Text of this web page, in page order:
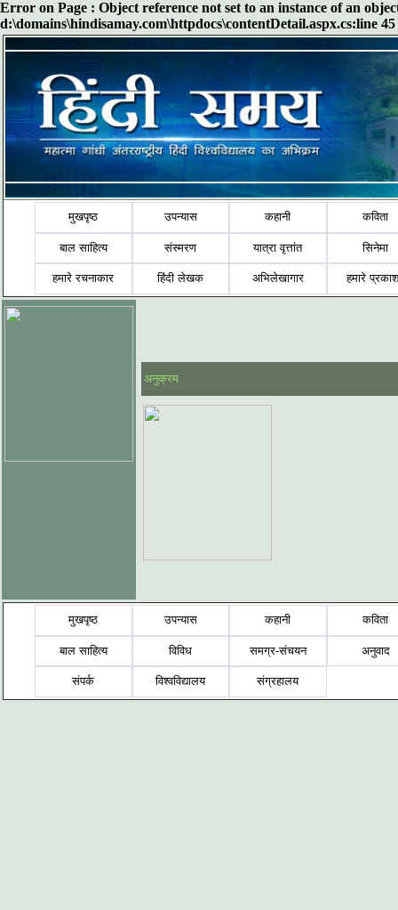
Error on Page : Object reference not set to an instance of an
d:\domains\hindisamay.com\httpdocs\contentDetail.aspx.cs:line 45
मुखपृष्ठ उपन्यास कहानी कविता
बाल साहित्य संस्मरण यात्रा वृत्तांत सिनेमा
हमारे रचनाकार हिंदी लेखक अभिलेखागार हमारे
अनुक्रम
मुखपृष्ठ उपन्यास कहानी कविता
बाल साहित्य विविध समग्र-संचयन अनुवाद
संपर्क विश्वविद्यालय संग्रहालय